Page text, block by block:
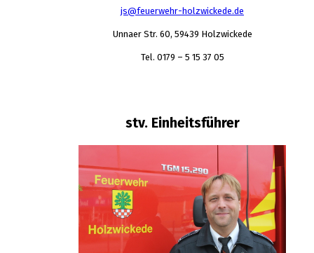
js@feuerwehr-holzwickede.de
Unnaer Str. 60, 59439 Holzwickede
Tel. 0179 – 5 15 37 05
stv. Einheitsführer